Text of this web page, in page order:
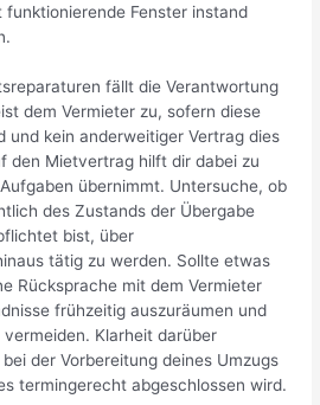
Fenster instand
fällt die Verantwortung
dem Vermieter zu, sofern diese
und kein anderweitiger Vertrag dies
den Mietvertrag hilft dir dabei zu
übernimmt. Untersuche, ob
des Zustands der Übergabe
bist, über
tätig zu werden. Sollte etwas
Rücksprache mit dem Vermieter
frühzeitig auszuräumen und
Klarheit darüber
der Vorbereitung deines Umzugs
termingerecht abgeschlossen wird.